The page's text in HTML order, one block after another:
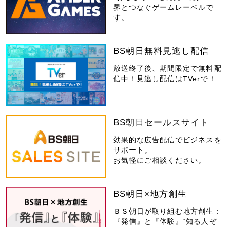
界とつなぐゲームレーベルで
す。
BS朝日無料見逃し配信
放送終了後、期間限定で無料配
信中！見逃し配信はTVerで！
BS朝日セールスサイト
効果的な広告配信でビジネスを
サポート。
お気軽にご相談ください。
BS朝日×地方創生
ＢＳ朝日が取り組む地方創生：
『発信』と『体験』“知る人ぞ